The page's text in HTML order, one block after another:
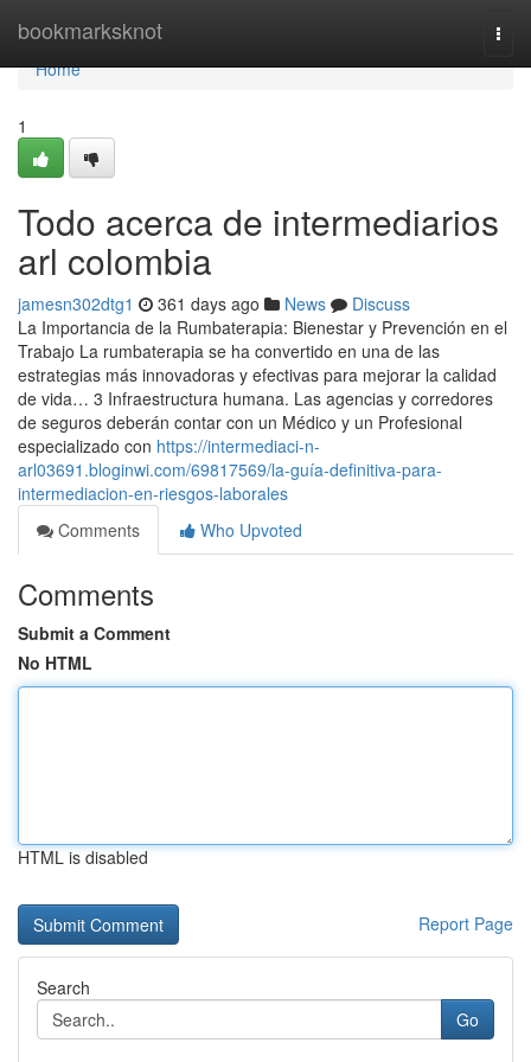
bookmarksknot
Home
Home
1
Todo acerca de intermediarios
arl colombia
jamesn302dtg1 361 days ago News
Discuss
La Importancia de la Rumbaterapia: Bienestar y Prevención en el
Trabajo La rumbaterapia se ha convertido en una de las
estrategias más innovadoras y efectivas para mejorar la calidad
de vida… 3 Infraestructura humana. Las agencias y corredores
de seguros deberán contar con un Médico y un Profesional
especializado con https://intermediaci-n-
arl03691.bloginwi.com/69817569/la-guía-definitiva-para-
intermediacion-en-riesgos-laborales
Comments
Who Upvoted
Comments
Submit a Comment
No HTML
HTML is disabled
Report Page
Search
Go